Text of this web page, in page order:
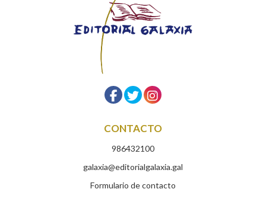
CONTACTO
986432100
galaxia@editorialgalaxia.gal
Formulario de contacto